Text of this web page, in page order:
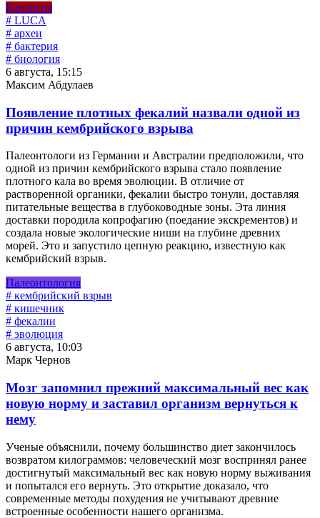
Биология
# LUCA
# археи
# бактерия
# биология
6 августа, 15:15
Максим Абдулаев
Появление плотных фекалий назвали одной из
причин кембрийского взрыва
Палеонтологи из Германии и Австралии предположили, что
одной из причин кембрийского взрыва стало появление
плотного кала во время эволюции. В отличие от
растворенной органики, фекалии быстро тонули, доставляя
питательные вещества в глубоководные зоны. Эта линия
доставки породила копрофагию (поедание экскрементов) и
создала новые экологические ниши на глубине древних
морей. Это и запустило цепную реакцию, известную как
кембрийский взрыв.
Палеонтология
# кембрийский взрыв
# кишечник
# фекалии
# эволюция
6 августа, 10:03
Марк Чернов
Мозг запомнил прежний максимальный вес как
новую норму и заставил организм вернуться к
нему
Ученые объяснили, почему большинство диет закончилось
возвратом килограммов: человеческий мозг воспринял ранее
достигнутый максимальный вес как новую норму выживания
и попытался его вернуть. Это открытие доказало, что
современные методы похудения не учитывают древние
встроенные особенности нашего организма.